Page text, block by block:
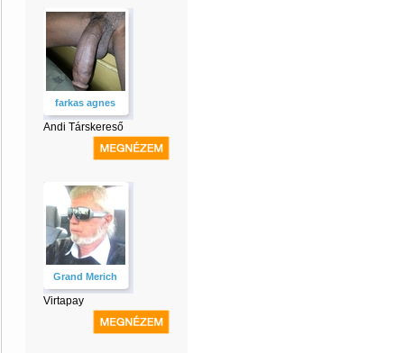
farkas agnes
Andi Társkereső
Grand Merich
Virtapay